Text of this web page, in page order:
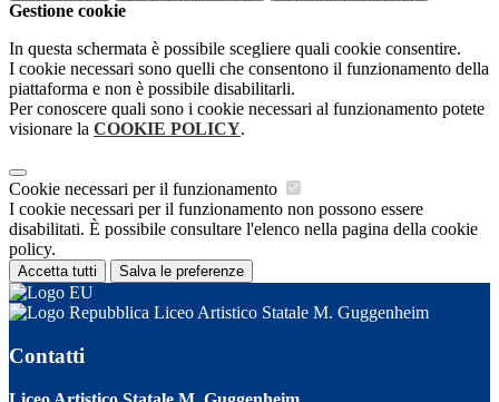
Gestione cookie
In questa schermata è possibile scegliere quali cookie consentire.
I cookie necessari sono quelli che consentono il funzionamento della
piattaforma e non è possibile disabilitarli.
Per conoscere quali sono i cookie necessari al funzionamento potete
visionare la COOKIE POLICY.
Cookie necessari per il funzionamento
I cookie necessari per il funzionamento non possono essere
disabilitati. È possibile consultare l'elenco nella pagina della cookie
policy.
Accetta tutti Salva le preferenze
Liceo Artistico Statale M. Guggenheim
Contatti